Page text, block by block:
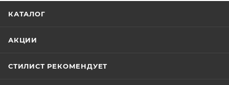
КАТАЛОГ
АКЦИИ
СТИЛИСТ РЕКОМЕНДУЕТ